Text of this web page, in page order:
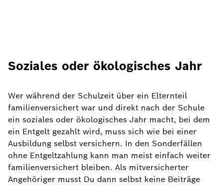
Soziales oder ökologisches Jahr
Wer während der Schulzeit über ein Elternteil
familienversichert war und direkt nach der Schule
ein soziales oder ökologisches Jahr macht, bei dem
ein Entgelt gezahlt wird, muss sich wie bei einer
Ausbildung selbst versichern. In den Sonderfällen
ohne Entgeltzahlung kann man meist einfach weiter
familienversichert bleiben. Als mitversicherter
Angehöriger musst Du dann selbst keine Beiträge